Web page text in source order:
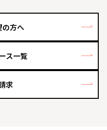
の方へ
ス一覧
求